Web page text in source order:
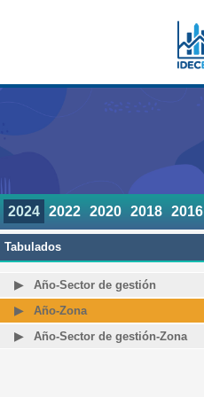
2024 2022 2020 2018 2016
Tabulados
Año-Sector de gestión
Año-Zona
Año-Sector de gestión-Zona